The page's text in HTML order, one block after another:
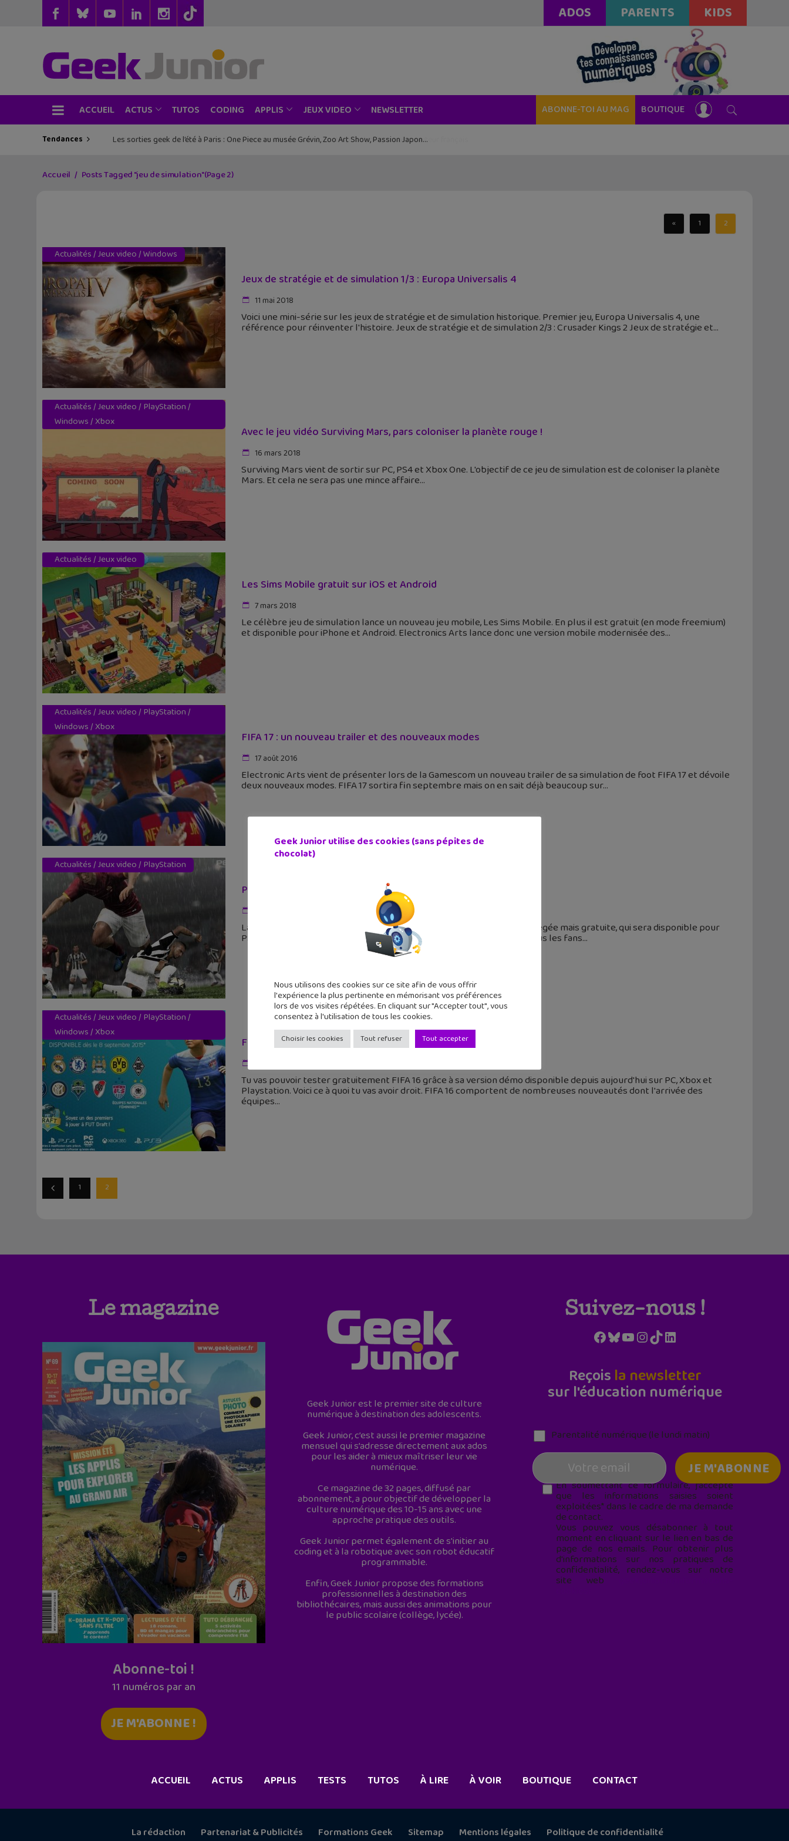
ADOS PARENTS KIDS
ACCUEIL ACTUS TUTOS CODING APPLIS JEUX VIDEO NEWSLETTER ABONNE-TOI AU MAG BOUTIQUE
Tendances Les sorties geek de l’été à Paris : One Piece au musée Grévin, Zoo Art Show, Passion Japon…
Accueil Posts Tagged "jeu de simulation"(Page 2)
« 1 2
Actualités/Jeux video/Windows
Jeux de stratégie et de simulation 1/3 : Europa Universalis 4
11 mai 2018
Voici une mini-série sur les jeux de stratégie et de simulation historique. Premier jeu, Europa Universalis 4, une
référence pour réinventer l'histoire. Jeux de stratégie et de simulation 2/3 : Crusader Kings 2 Jeux de stratégie et
Actualités/Jeux video/ PlayStation/
Windows/Xbox
Avec le jeu vidéo Surviving Mars, pars coloniser la planète rouge !
16 mars 2018
Surviving Mars vient de sortir sur PC, PS4 et Xbox One. L'objectif de ce jeu de simulation est de coloniser la planète
Mars. Et cela ne sera pas une mince affaire
Actualités/Jeux video
Les Sims Mobile gratuit sur iOS et Android
7 mars 2018
Le célèbre jeu de simulation lance un nouveau jeu mobile, Les Sims Mobile. En plus il est gratuit (en mode freemium)
et disponible pour iPhone et Android. Electronics Arts lance donc une version mobile modernisée des
Actualités/Jeux video/ PlayStation/
Windows/Xbox
FIFA 17 : un nouveau trailer et des nouveaux modes
17 août 2016
Electronic Arts vient de présenter lors de la Gamescom un nouveau trailer de sa simulation de foot FIFA 17 et dévoile
deux nouveaux modes. FIFA 17 sortira fin septembre mais on en sait déjà beaucoup sur
Actualités/Jeux video/ PlayStation
PES 2016 gratuit sur PlayStation 3 et 4 à partir du 8 décembre
La célèbre simulation de football PES 2016 revient dans une version allégée mais gratuite, qui sera disponible pour
PS4 et PS3 dès le 8 décembre. Nöel avant l'heure ? En tout cas, pour tous les fans
Actualités/Jeux video/ PlayStation/
Windows/Xbox
FIFA 16 : la démo est disponible (PC, Xbox, PlayStation) !
Tu vas pouvoir tester gratuitement FIFA 16 grâce à sa version démo disponible depuis aujourd'hui sur PC, Xbox et
Playstation. Voici ce à quoi tu vas avoir droit. FIFA 16 comportent de nombreuses nouveautés dont l'arrivée des
équipes
1 2
Le magazine
Abonne-toi !
11 numéros par an
JE M'ABONNE !
Geek Junior est le premier site de culture
numérique à destination des adolescents.
Geek Junior, c’est aussi le premier magazine
mensuel qui s’adresse directement aux ados
pour les aider à mieux maîtriser leur vie
numérique.
Ce magazine de 32 pages, diffusé par
abonnement, a pour objectif de développer la
culture numérique des 10-15 ans avec une
approche pratique des outils.
Geek Junior permet également de s'initier au
coding et à la robotique avec son robot éducatif
programmable.
Enfin, Geek Junior propose des formations
professionnelles à destination des
bibliothécaires, mais aussi des animations pour
le public scolaire (collège, lycée).
Suivez-nous !
Facebook
Bluesky
YouTube
Instagram
TikTokLinkedIn
Reçois la newsletter
sur l'éducation numérique
Parentalité numérique (le lundi matin)
En soumettant ce formulaire, j’accepte
que les informations saisies soient
exploitées* dans le cadre de ma demande
de contact.
Vous pouvez vous désabonner à tout
moment en cliquant sur le lien en bas de
page de nos emails. Pour obtenir plus
d'informations sur nos pratiques de
confidentialité, rendez-vous sur notre
site web
Geek Junior utilise des cookies (sans pépites de
chocolat)
Nous utilisons des cookies sur ce site afin de vous offrir
l'expérience la plus pertinente en mémorisant vos préférences
lors de vos visites répétées. En cliquant sur "Accepter tout", vous
consentez à l'utilisation de tous les cookies.
Choisir les cookies Tout refuser Tout accepter
ACCUEIL ACTUS APPLIS TESTS TUTOS À LIRE À VOIR BOUTIQUE CONTACT
La rédaction Partenariat & Publicités Formations Geek Sitemap Mentions légales Politique de confidentialité